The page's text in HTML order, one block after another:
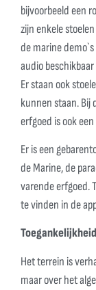
bijvoorbeeld een
zijn enkele
de marine
audio
Er staan ook
kunnen staan. Bij
erfgoed is ook
Er is een
de Marine, de
varende erfgoed.
te vinden in de
Het terrein is
maar over het